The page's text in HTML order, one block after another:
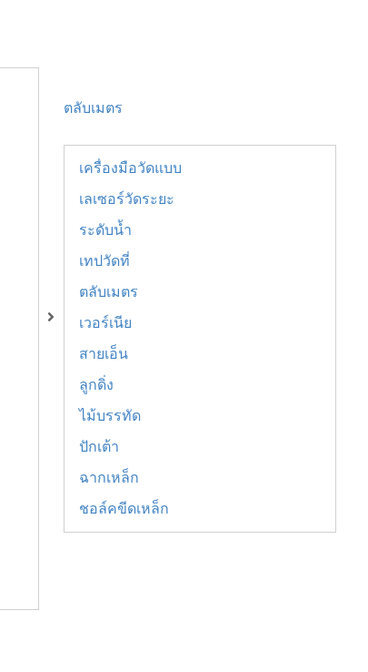
ตลับเมตร
เครื่องมือวัดแบบ
เลเซอร์วัดระยะ
ระดับน้ำ
เทปวัดที่
ตลับเมตร
เวอร์เนีย
สายเอ็น
ลูกดิ่ง
ไม้บรรทัด
ปักเต้า
ฉากเหล็ก
ชอล์คขีดเหล็ก